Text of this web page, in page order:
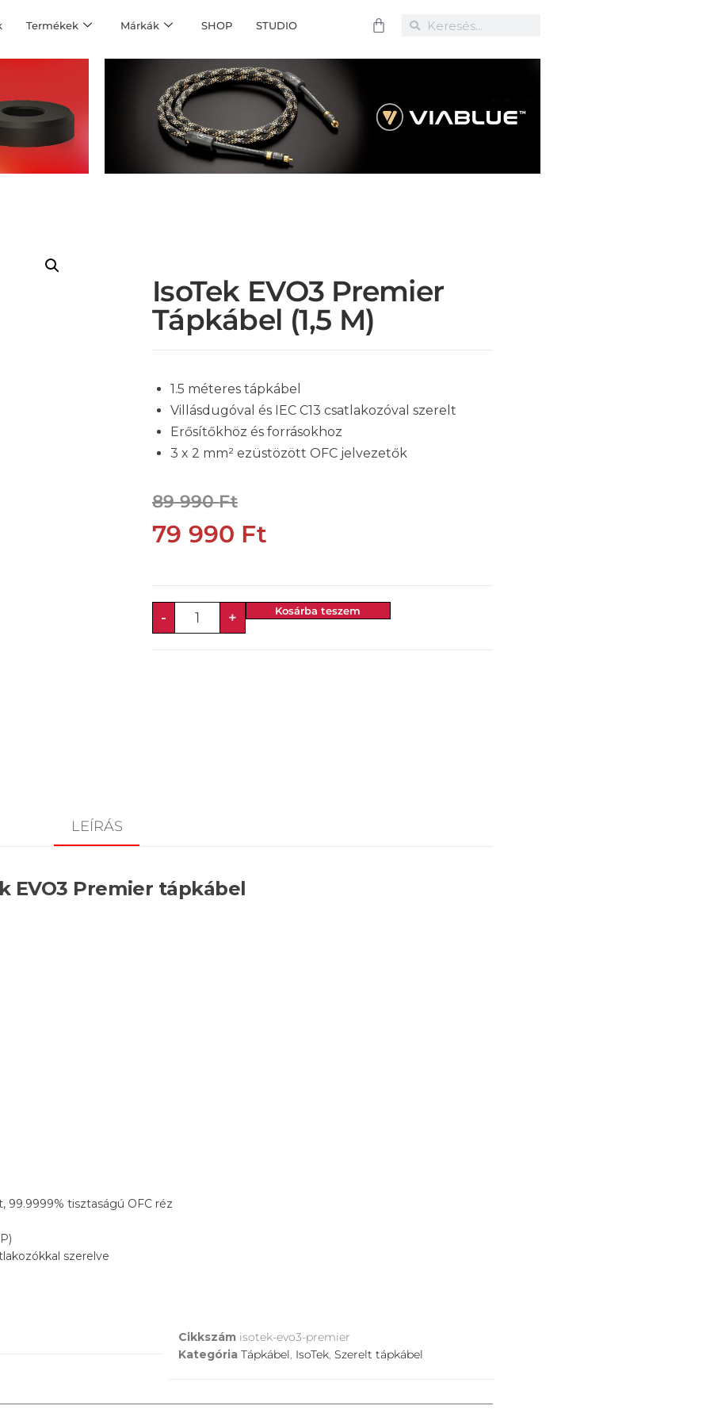
Termékek Márkák SHOP STUDIO
IsoTek EVO3 Premier
Tápkábel (1,5 M)
1.5 méteres tápkábel
Villásdugóval és IEC C13 csatlakozóval szerelt
Erősítőkhöz és forrásokhoz
3 x 2 mm² ezüstözött OFC jelvezetők
89 990Ft
79 990 Ft
- + Kosárba teszem
LEÍRÁS
EVO3 Premier tápkábel
99.9999% tisztaságú OFC réz
szerelve
Cikkszám isotek-evo3-premier
Kategória Tápkábel, IsoTek,Szerelt tápkábel